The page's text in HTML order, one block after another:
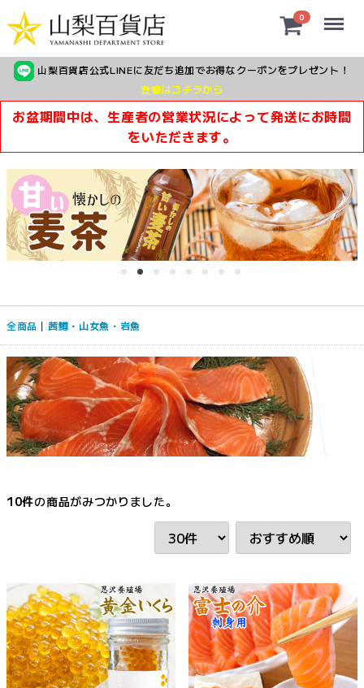
0 Menu
山梨百貨店公式LINEに友だち追加でお得なクーポンをプレゼント！
登録はコチラから
お盆期間中は、生産者の営業状況によって発送にお時間
をいただきます。
全商品 茜鱒・山女魚・岩魚
10件の商品がみつかりました。